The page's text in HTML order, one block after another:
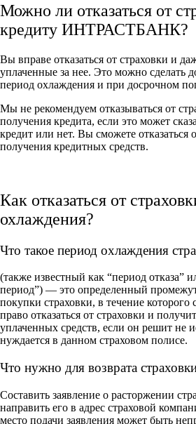
Можно ли отказаться от
кредиту ИНТРАСТБАНК?
Вы вправе отказаться от страховки и
уплаченные за нее. Это можно сделать
период охлаждения и при досрочном
Мы не рекомендуем отказываться от
получения кредита, если это может
кредит или нет. Вы сможете отказаться
получения кредитных средств.
Как отказаться от
охлаждения?
Что такое период охлаждения
(также известный как “период отказа”
период”) — это определенный
покупки страховки, в течение которого
право отказаться от страховки и
уплаченных средств, если он решит не
нуждается в данном страховом полисе.
Что нужно для возврата
Составить заявление о расторжении
направить его в адрес страховой
место подачи заявления может быть